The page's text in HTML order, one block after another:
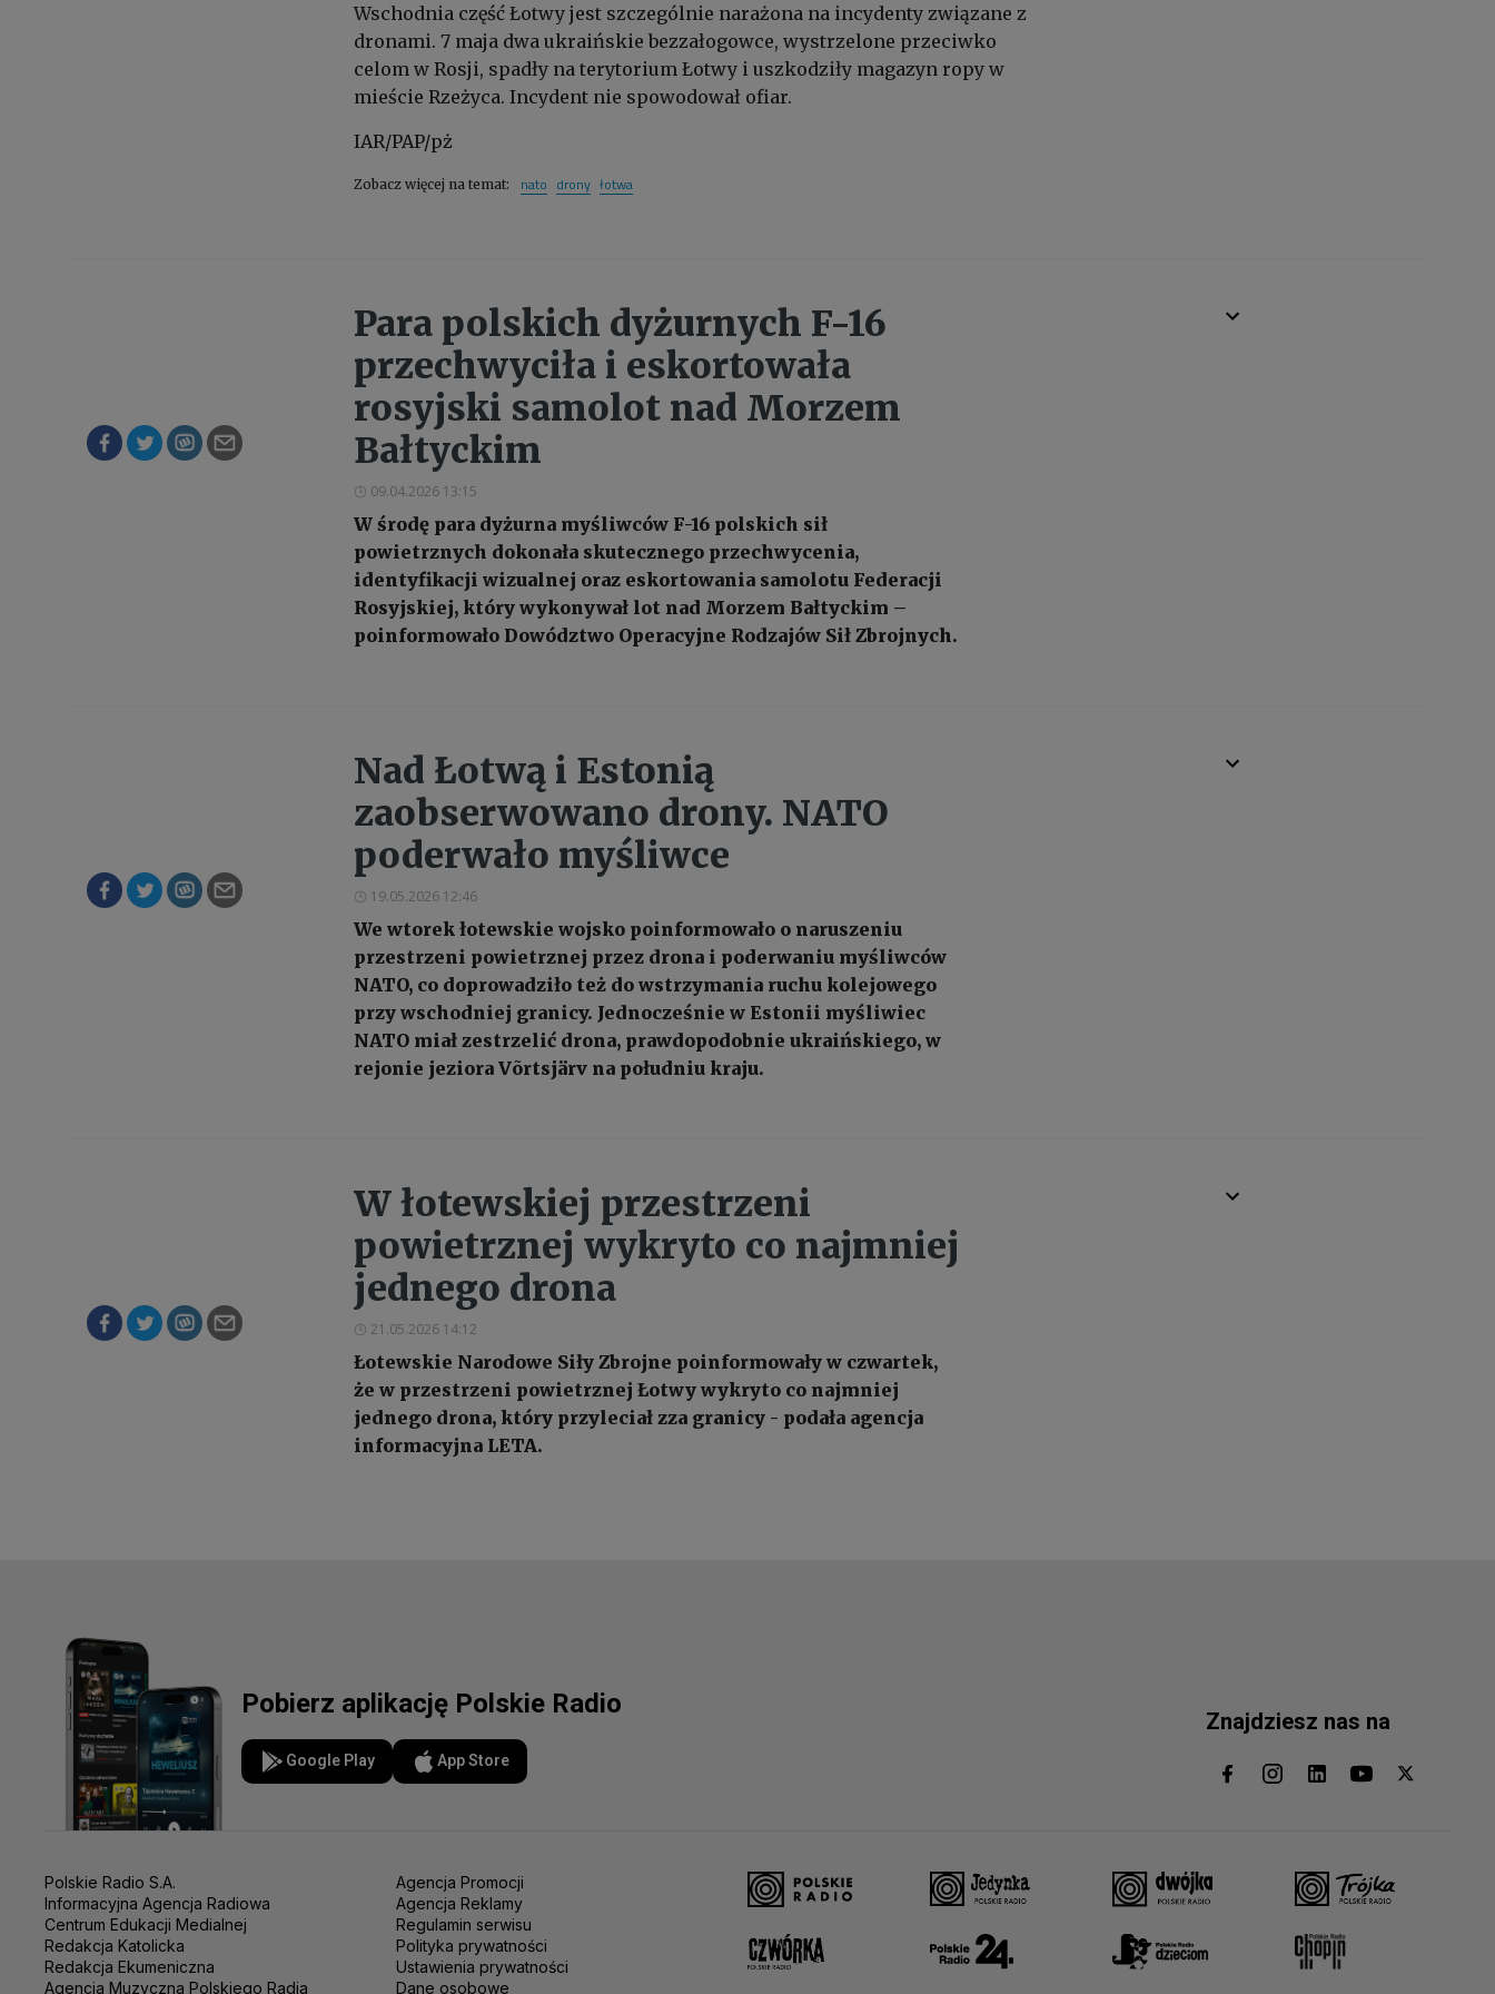
Wschodnia część Łotwy jest szczególnie narażona na incydenty związane z
dronami. 7 maja dwa ukraińskie bezzałogowce, wystrzelone przeciwko
celom w Rosji, spadły na terytorium Łotwy i uszkodziły magazyn ropy w
mieście Rzeżyca. Incydent nie spowodował ofiar.
IAR/PAP/pż
Zobacz więcej na temat: nato drony łotwa
Para polskich dyżurnych F-16
przechwyciła i eskortowała
rosyjski samolot nad Morzem
Bałtyckim
09.04.2026 13:15
W środę para dyżurna myśliwców F-16 polskich sił
powietrznych dokonała skutecznego przechwycenia,
identyfikacji wizualnej oraz eskortowania samolotu Federacji
Rosyjskiej, który wykonywał lot nad Morzem Bałtyckim –
poinformowało Dowództwo Operacyjne Rodzajów Sił Zbrojnych.
Nad Łotwą i Estonią
zaobserwowano drony. NATO
poderwało myśliwce
19.05.2026 12:46
We wtorek łotewskie wojsko poinformowało o naruszeniu
przestrzeni powietrznej przez drona i poderwaniu myśliwców
NATO, co doprowadziło też do wstrzymania ruchu kolejowego
przy wschodniej granicy. Jednocześnie w Estonii myśliwiec
NATO miał zestrzelić drona, prawdopodobnie ukraińskiego, w
rejonie jeziora Võrtsjärv na południu kraju.
W łotewskiej przestrzeni
powietrznej wykryto co najmniej
jednego drona
21.05.2026 14:12
Łotewskie Narodowe Siły Zbrojne poinformowały w czwartek,
że w przestrzeni powietrznej Łotwy wykryto co najmniej
jednego drona, który przyleciał zza granicy - podała agencja
informacyjna LETA.
Pobierz aplikację Polskie Radio
Google Play App Store
Znajdziesz nas na
Polskie Radio S.A.
Informacyjna Agencja Radiowa
Centrum Edukacji Medialnej
Redakcja Katolicka
Redakcja Ekumeniczna
Agencja Muzyczna Polskiego Radia
Agencja Promocji
Agencja Reklamy
Regulamin serwisu
Polityka prywatności
Ustawienia prywatności
Dane osobowe